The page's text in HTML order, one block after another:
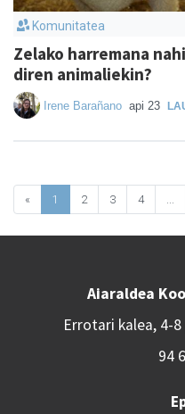
Komunitatea
Zelako harremana
diren animaliekin?
Irene Barañano api 23
« 1 2 3 4 ...
Aiaraldea
Errotari kalea, 4-
94